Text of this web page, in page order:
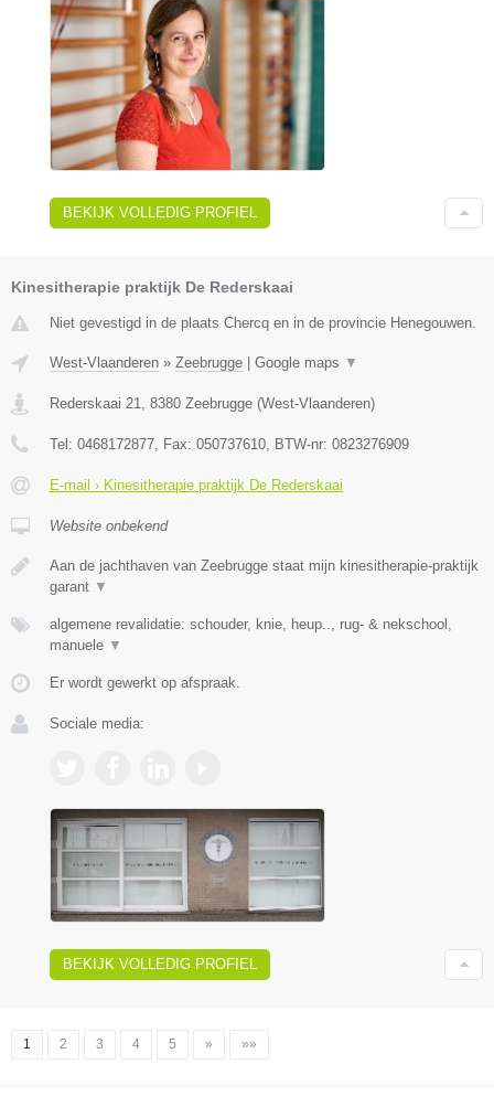
BEKIJK VOLLEDIG PROFIEL
Kinesitherapie praktijk De Rederskaai
Niet gevestigd in de plaats Chercq en in de provincie Henegouwen.
West-Vlaanderen » Zeebrugge | Google maps ▼
Rederskaai 21 8380 Zeebrugge (West-Vlaanderen)
Tel: 0468172877 , Fax: 050737610 , BTW-nr: 0823276909
E-mail › Kinesitherapie praktijk De Rederskaai
Website onbekend
Aan de jachthaven van Zeebrugge staat mijn kinesitherapie-praktijk
garant ▼
algemene revalidatie: schouder, knie, heup.., rug- & nekschool,
manuele ▼
Er wordt gewerkt op afspraak.
Sociale media:
BEKIJK VOLLEDIG PROFIEL
1 2 3 4 5 » »»